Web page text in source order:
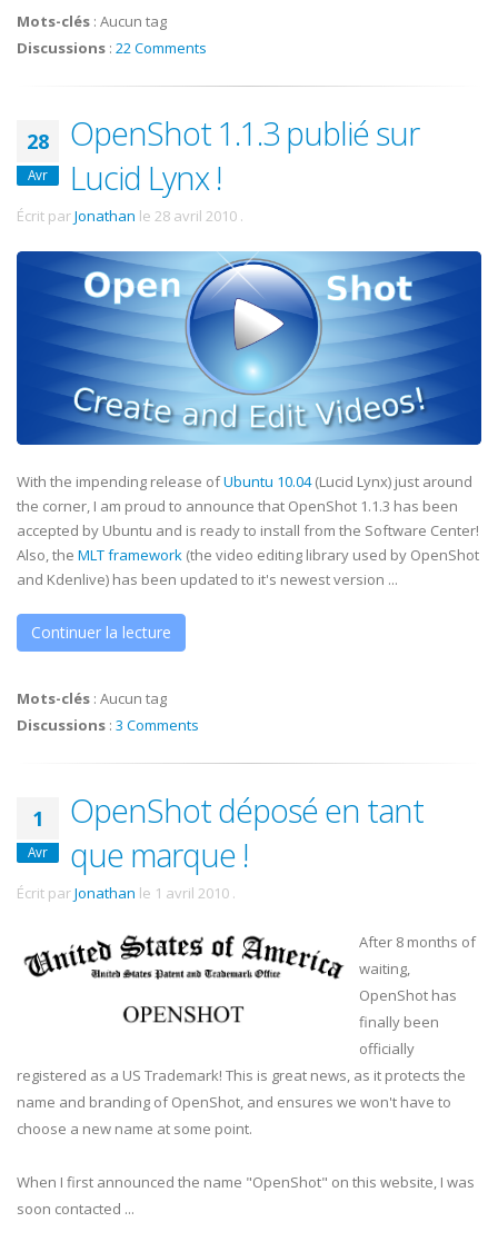
Mots-clés : Aucun tag
Discussions : 22 Comments
28
Avr
OpenShot 1.1.3 publié sur
Lucid Lynx !
Écrit parJonathan le 28 avril 2010 .
With the impending release ofUbuntu 10.04(Lucid Lynx) just around
the corner, I am proud to announce that OpenShot 1.1.3 has been
accepted by Ubuntu and is ready to install from the Software Center!
Also, the MLT framework (the video editing library used by OpenShot
and Kdenlive) has been updated to it's newest version ...
Continuer la lecture
Mots-clés : Aucun tag
Discussions : 3 Comments
1
Avr
OpenShot déposé en tant
que marque !
Écrit parJonathan le 1 avril 2010 .
After 8 months of
waiting,
OpenShot has
finally been
officially
registered as a US Trademark! This is great news, as it protects the
name and branding of OpenShot, and ensures we won't have to
choose a new name at some point.
When I first announced the name "OpenShot" on this website, I was
soon contacted ...